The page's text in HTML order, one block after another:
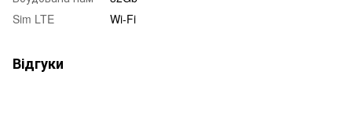
Sim LTE
Wi-Fi
Відгуки